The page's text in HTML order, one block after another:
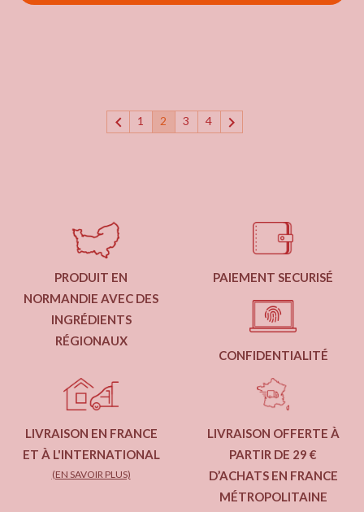
 1 2 3 4 
PRODUIT EN
NORMANDIE AVEC DES
INGRÉDIENTS
RÉGIONAUX
PAIEMENT SECURISÉ
CONFIDENTIALITÉ
LIVRAISON EN FRANCE
ET À L'INTERNATIONAL
(EN SAVOIR PLUS)
LIVRAISON OFFERTE À
PARTIR DE 29 €
D’ACHATS EN FRANCE
MÉTROPOLITAINE